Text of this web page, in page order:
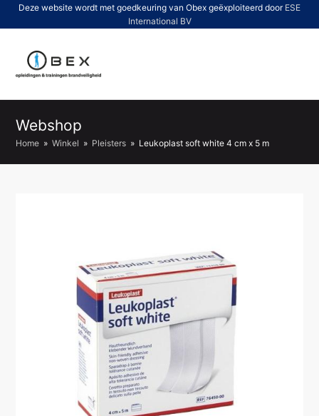
Deze website wordt met goedkeuring van Obex geëxploiteerd door ESE
International BV
Webshop
Home » Winkel » Pleisters » Leukoplast soft white 4 cm x 5 m